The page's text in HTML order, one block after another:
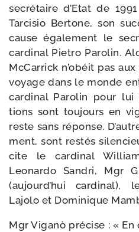
secré­taire d’Etat de
Tarcisio Bertone, son
cause éga­le­ment le
car­di­nal Pietro Parolin.
McCarrick n’obéit pas
voyage dans le monde
car­di­nal Parolin pour
tions sont tou­jours en
reste sans réponse.
ment, sont res­tés
cite le car­di­nal
Leonardo Sandri, Mgr
(aujourd’hui car­di­nal),
Lajolo et Dominique
Mgr Viganò pré­cise : «